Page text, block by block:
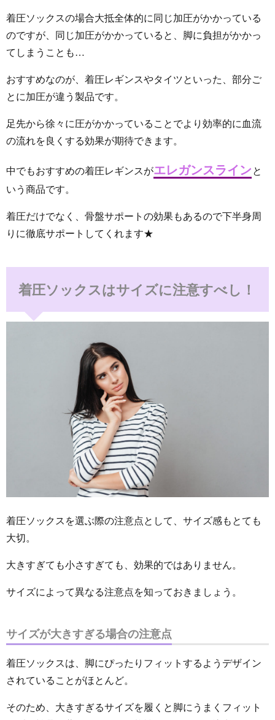
着圧ソックスの場合大抵全体的に同じ加圧がかかっている
のですが、同じ加圧がかかっていると、脚に負担がかかっ
てしまうことも…
おすすめなのが、着圧レギンスやタイツといった、部分ご
とに加圧が違う製品です。
足先から徐々に圧がかかっていることでより効率的に血流
の流れを良くする効果が期待できます。
中でもおすすめの着圧レギンスがエレガンスライン と
いう商品です。
着圧だけでなく、骨盤サポートの効果もあるので下半身周
りに徹底サポートしてくれます★
着圧ソックスはサイズに注意すべし！
着圧ソックスを選ぶ際の注意点として、サイズ感もとても
大切。
大きすぎても小さすぎても、効果的ではありません。
サイズによって異なる注意点を知っておきましょう。
サイズが大きすぎる場合の注意点
着圧ソックスは、脚にぴったりフィットするようデザイン
されていることがほとんど。
そのため、大きすぎるサイズを履くと脚にうまくフィット